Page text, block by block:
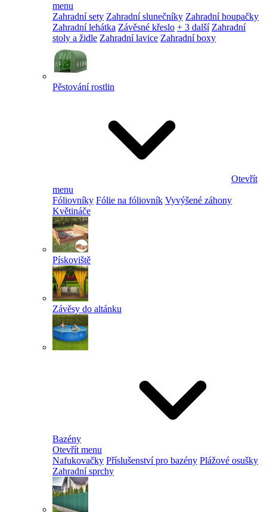
menu
Zahradní sety Zahradní slunečníky Zahradní houpačky
Zahradní lehátka Závěsné křeslo + 3 další Zahradní
stoly a židle Zahradní lavice Zahradní boxy
Pěstování rostlin
Otevřít
menu
Fóliovníky Fólie na fóliovník Vyvýšené záhony
Květináče
Pískoviště
Závěsy do altánku
Bazény
Otevřít menu
Nafukovačky Příslušenství pro bazény Plážové osušky
Zahradní sprchy